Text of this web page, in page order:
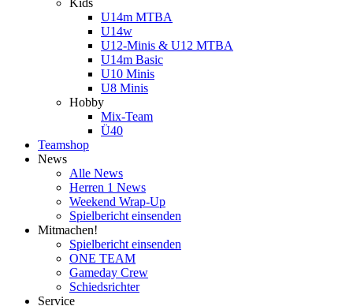
Kids
U14m MTBA
U14w
U12-Minis & U12 MTBA
U14m Basic
U10 Minis
U8 Minis
Hobby
Mix-Team
Ü40
Teamshop
News
Alle News
Herren 1 News
Weekend Wrap-Up
Spielbericht einsenden
Mitmachen!
Spielbericht einsenden
ONE TEAM
Gameday Crew
Schiedsrichter
Service